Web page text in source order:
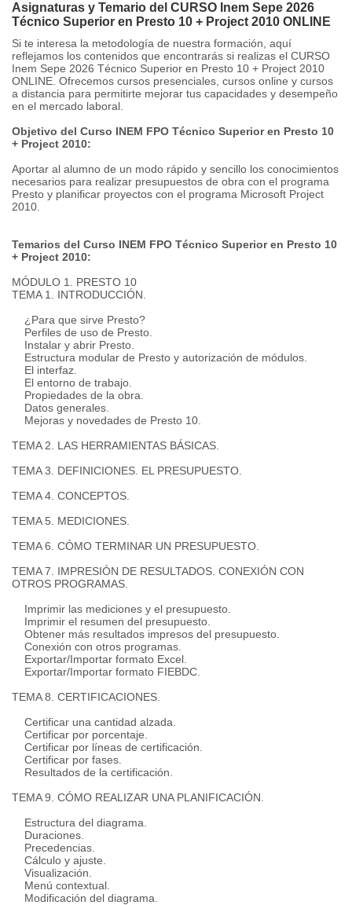
Asignaturas y Temario del CURSO Inem Sepe 2026
Técnico Superior en Presto 10 + Project 2010 ONLINE
Si te interesa la metodología de nuestra formación, aquí
reflejamos los contenidos que encontrarás si realizas el CURSO
Inem Sepe 2026 Técnico Superior en Presto 10 + Project 2010
ONLINE. Ofrecemos cursos presenciales, cursos online y cursos
a distancia para permitirte mejorar tus capacidades y desempeño
en el mercado laboral.
Objetivo del Curso INEM FPO Técnico Superior en Presto 10
+ Project 2010:
Aportar al alumno de un modo rápido y sencillo los conocimientos
necesarios para realizar presupuestos de obra con el programa
Presto y planificar proyectos con el programa Microsoft Project
2010.
Temarios del Curso INEM FPO Técnico Superior en Presto 10
+ Project 2010:
MÓDULO 1. PRESTO 10
TEMA 1. INTRODUCCIÓN.
¿Para que sirve Presto?
Perfiles de uso de Presto.
Instalar y abrir Presto.
Estructura modular de Presto y autorización de módulos.
El interfaz.
El entorno de trabajo.
Propiedades de la obra.
Datos generales.
Mejoras y novedades de Presto 10.
TEMA 2. LAS HERRAMIENTAS BÁSICAS.
TEMA 3. DEFINICIONES. EL PRESUPUESTO.
TEMA 4. CONCEPTOS.
TEMA 5. MEDICIONES.
TEMA 6. CÓMO TERMINAR UN PRESUPUESTO.
TEMA 7. IMPRESIÓN DE RESULTADOS. CONEXIÓN CON
OTROS PROGRAMAS.
Imprimir las mediciones y el presupuesto.
Imprimir el resumen del presupuesto.
Obtener más resultados impresos del presupuesto.
Conexión con otros programas.
Exportar/Importar formato Excel.
Exportar/Importar formato FIEBDC.
TEMA 8. CERTIFICACIONES.
Certificar una cantidad alzada.
Certificar por porcentaje.
Certificar por líneas de certificación.
Certificar por fases.
Resultados de la certificación.
TEMA 9. CÓMO REALIZAR UNA PLANIFICACIÓN.
Estructura del diagrama.
Duraciones.
Precedencias.
Cálculo y ajuste.
Visualización.
Menú contextual.
Modificación del diagrama.